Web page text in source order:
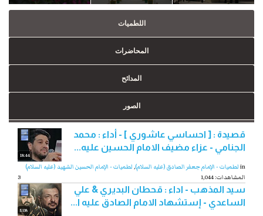
اللطمیات
المحاضرات
المدائح
الصور
18:44
قصيدة : [ احساسي عاشوري ] - أداء : محمد
الجنامي - عزاء مضيف الامام الحسين عليه...
inلطميات - الإمام جعفر الصادق (عليه السلام),لطميات - الإمام الحسين الشهيد (عليه السلام)
3
1,044 :المشاهدات
5:08
سيد المذهب - اداء : قحطان البديري & علي
الساعدي - إستشهاد الامام الصادق عليه ا...